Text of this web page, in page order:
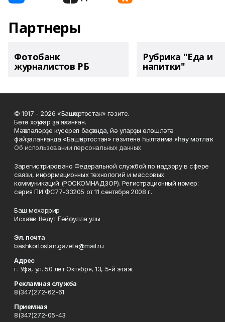
Партнеры
Фотобанк
журналистов РБ
Рубрика "Еда и
напитки"
© 1917 - 2026 «Башҡортостан» гәзите.
Бөтә хоҡуҡтар ҙа яҡланған.
Мәҡәләләрҙе күсереп баҫҡанда, йә уларҙы өлөшләтә
файҙаланғанда «Башҡортостан» гәзитенә һылтанма яһау мотлаҡ.
Об использовании персональных данных
Зарегистрировано Федеральной службой по надзору в сфере
связи, информационных технологий и массовых
коммуникаций (РОСКОМНАДЗОР). Регистрационный номер:
серия ПИ ФС77-33205 от 11 сентября 2008 г.
Баш мөхәррир
Исхаҡов Вәдүт Ғәйфулла улы
Эл. почта
bashkortostan.gazeta@mail.ru
Адрес
г. Уфа, ул. 50 лет Октября, 13, 5-й этаж
Рекламная служба
8(347)272-62-61
Приемная
8(347)272-05-43